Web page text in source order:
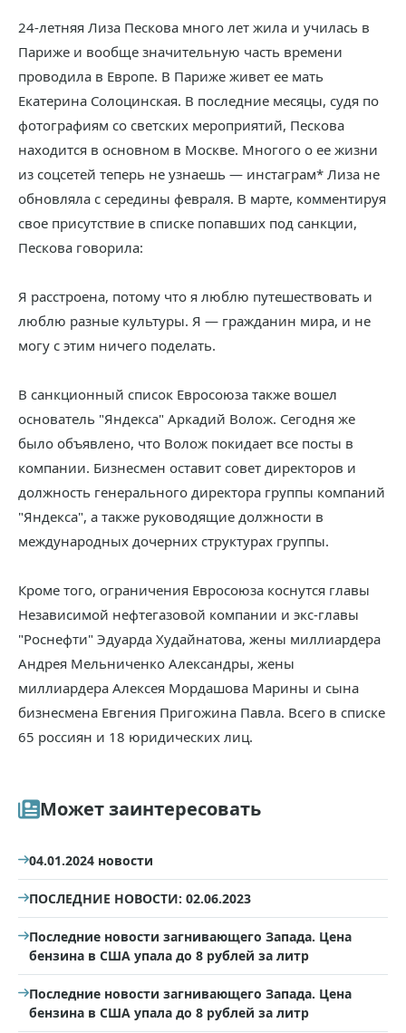
24-летняя Лиза Пескова много лет жила и училась в
Париже и вообще значительную часть времени
проводила в Европе. В Париже живет ее мать
Екатерина Солоцинская. В последние месяцы, судя по
фотографиям со светских мероприятий, Пескова
находится в основном в Москве. Многого о ее жизни
из соцсетей теперь не узнаешь — инстаграм* Лиза не
обновляла с середины февраля. В марте, комментируя
свое присутствие в списке попавших под санкции,
Пескова говорила:
Я расстроена, потому что я люблю путешествовать и
люблю разные культуры. Я — гражданин мира, и не
могу с этим ничего поделать.
В санкционный список Евросоюза также вошел
основатель "Яндекса" Аркадий Волож. Сегодня же
было объявлено, что Волож покидает все посты в
компании. Бизнесмен оставит совет директоров и
должность генерального директора группы компаний
"Яндекса", а также руководящие должности в
международных дочерних структурах группы.
Кроме того, ограничения Евросоюза коснутся главы
Независимой нефтегазовой компании и экс-главы
"Роснефти" Эдуарда Худайнатова, жены миллиардера
Андрея Мельниченко Александры, жены
миллиардера Алексея Мордашова Марины и сына
бизнесмена Евгения Пригожина Павла. Всего в списке
65 россиян и 18 юридических лиц.
Может заинтересовать
04.01.2024 новости
ПОСЛЕДНИЕ НОВОСТИ: 02.06.2023
Последние новости загнивающего Запада. Цена
бензина в США упала до 8 рублей за литр
Последние новости загнивающего Запада. Цена
бензина в США упала до 8 рублей за литр